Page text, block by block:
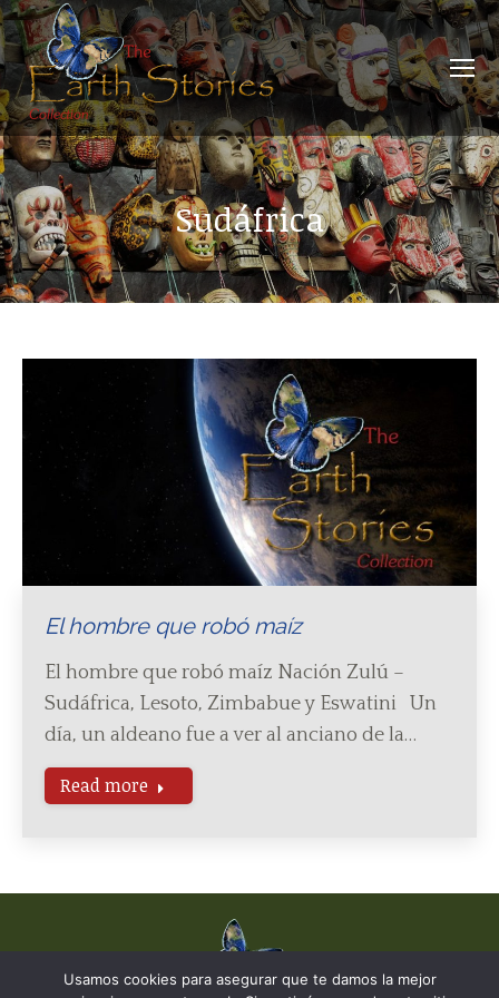
Sudáfrica
El hombre que robó maíz
El hombre que robó maíz Nación Zulú –
Sudáfrica, Lesoto, Zimbabue y Eswatini Un
día, un aldeano fue a ver al anciano de la…
Read more
Usamos cookies para asegurar que te damos la mejor